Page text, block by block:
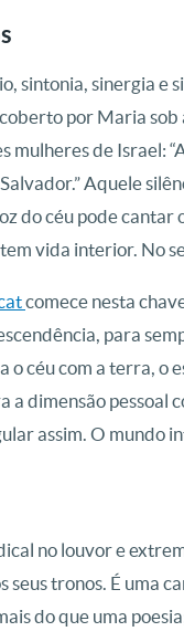
sintonia, sinergia e
por Maria sob
mulheres de Israel:
Aquele
do céu pode
vida interior. No
comece nesta
para
céu com a terra, o
dimensão pessoal
assim. O mundo
no louvor e
seus tronos. É uma
do que uma